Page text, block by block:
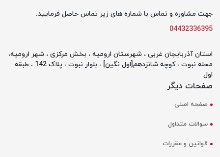
جهت مشاوره و تماس با شماره های زیر تماس حاصل فرمایید.
04432336395
استان آذربایجان غربی ، شهرستان ارومیه ، بخش مرکزی ، شهر ارومیه،
محله نبوت ، کوچه شانزدهم[اول نگین] ، بلوار نبوت ، پلاک 142 ، طبقه
اول
صفحات دیگر
صفحه اصلی
سوالات متداول
قوانین و مقررات